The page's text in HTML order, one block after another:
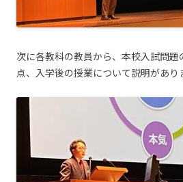
次に各教科の教員から、本校入試問題
点、入学後の授業について説明があり